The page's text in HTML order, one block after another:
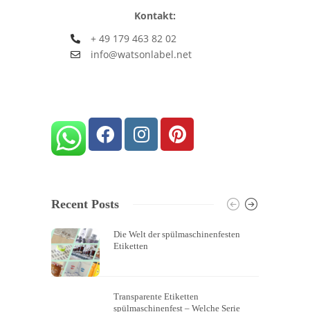
Kontakt:
+ 49 179 463 82 02
info@watsonlabel.net
Recent Posts
Die Welt der spülmaschinenfesten
Etiketten
Transparente Etiketten
spülmaschinenfest – Welche Serie